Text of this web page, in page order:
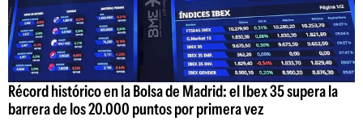
Récord histórico en la Bolsa de Madrid: el Ibex 35 supera la
barrera de los 20.000 puntos por primera vez